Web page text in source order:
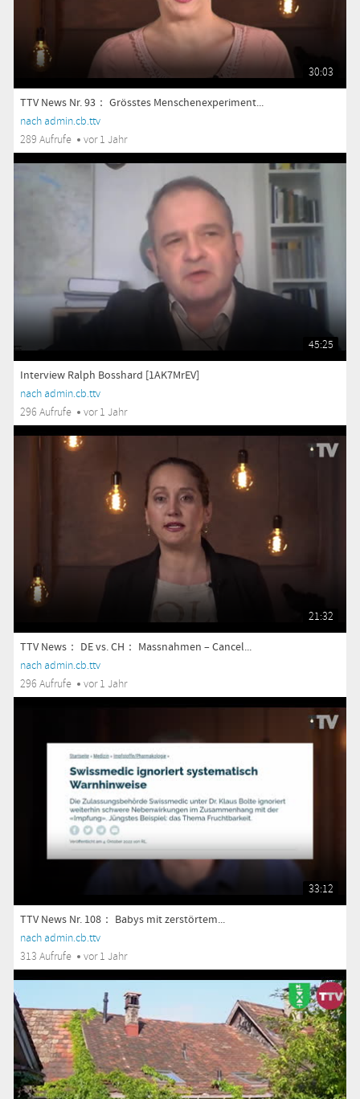
30:03
TTV News Nr. 93： Grösstes Menschenexperiment...
nach admin.cb.ttv
289 Aufrufe
vor 1 Jahr
45:25
Interview Ralph Bosshard [1AK7MrEV]
nach admin.cb.ttv
296 Aufrufe
vor 1 Jahr
21:32
TTV News： DE vs. CH： Massnahmen – Cancel...
nach admin.cb.ttv
296 Aufrufe
vor 1 Jahr
33:12
TTV News Nr. 108： Babys mit zerstörtem...
nach admin.cb.ttv
313 Aufrufe
vor 1 Jahr